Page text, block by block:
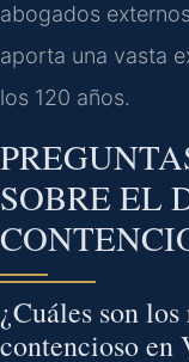
abogados
aporta una vasta
los 120 años.
SOBRE EL
¿Cuáles son
contencioso en